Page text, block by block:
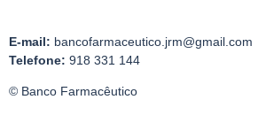
E-mail: bancofarmaceutico.jrm@gmail.com
Telefone: 918 331 144
© Banco Farmacêutico